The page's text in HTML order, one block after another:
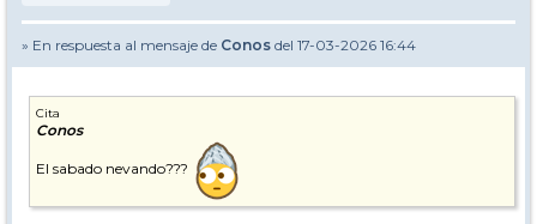
» En respuesta al mensaje de Conos del 17-03-2026 16:44
Cita
Conos
El sabado nevando???